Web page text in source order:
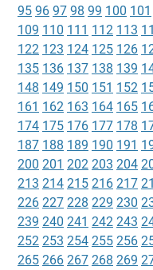
95 96 97 98 99 100 101
109 110 111 112 113
122 123 124 125 126
135 136 137 138 139
148 149 150 151 152
161 162 163 164 165
174 175 176 177 178
187 188 189 190 191
200 201 202 203 204
213 214 215 216 217
226 227 228 229 230
239 240 241 242 243
252 253 254 255 256
265 266 267 268 269